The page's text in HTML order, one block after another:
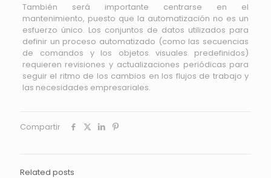
También será importante centrarse en el
mantenimiento, puesto que la automatización no es un
esfuerzo único. Los conjuntos de datos utilizados para
definir un proceso automatizado (como las secuencias
de comandos y los objetos visuales predefinidos)
requieren revisiones y actualizaciones periódicas para
seguir el ritmo de los cambios en los flujos de trabajo y
las necesidades empresariales.
Compartir
Related posts